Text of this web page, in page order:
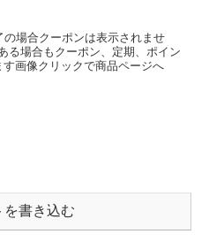
場合クーポンは表示されませ
る場合もクーポン、定期、ポイン
画像クリックで商品ページへ
を書き込む